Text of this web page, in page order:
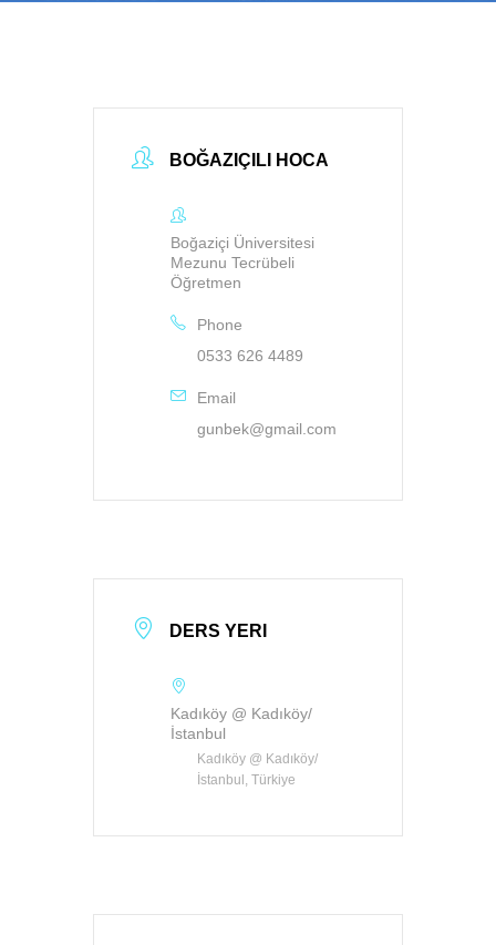
BOĞAZIÇILI HOCA
Boğaziçi Üniversitesi
Mezunu Tecrübeli
Öğretmen
Phone
0533 626 4489
Email
gunbek@gmail.com
DERS YERI
Kadıköy @ Kadıköy/
İstanbul
Kadıköy @ Kadıköy/
İstanbul, Türkiye